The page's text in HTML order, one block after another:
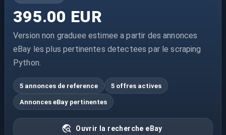
395.00 EUR
Version non graduee estimee a partir des annonces
eBay les plus pertinentes detectees par le scraping
Python.
5 annonces de reference 5 offres actives
Annonces eBay pertinentes
Ouvrir la recherche eBay